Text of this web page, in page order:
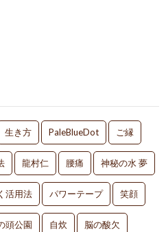
生き方 PaleBlueDot ご縁
龍村仁 腰痛 神秘の水 夢
活用法 パワーテープ 笑顔
頭公園 自炊 脳の酸欠